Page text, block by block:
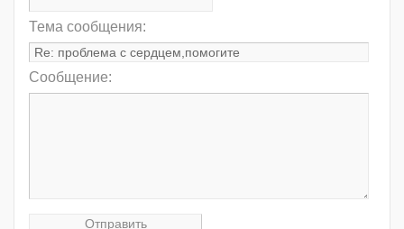
Тема сообщения:
Сообщение: